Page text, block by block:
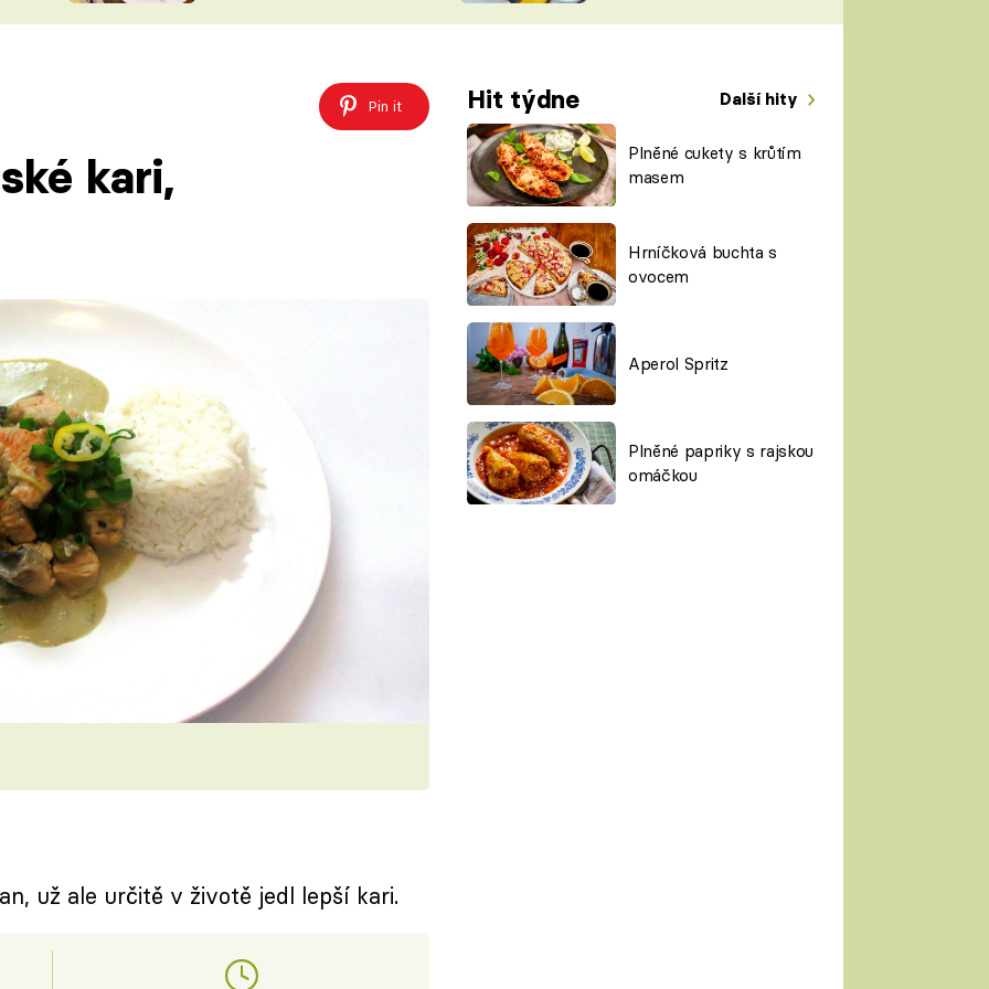
ČASOPIS
Pin it Hit týdne Další hity
Plněné cukety s krůtím
masem
Hrníčková buchta s
ovocem
Aperol Spritz
Plněné papriky s rajskou
omáčkou
kari,
už ale určitě v životě jedl lepší kari.